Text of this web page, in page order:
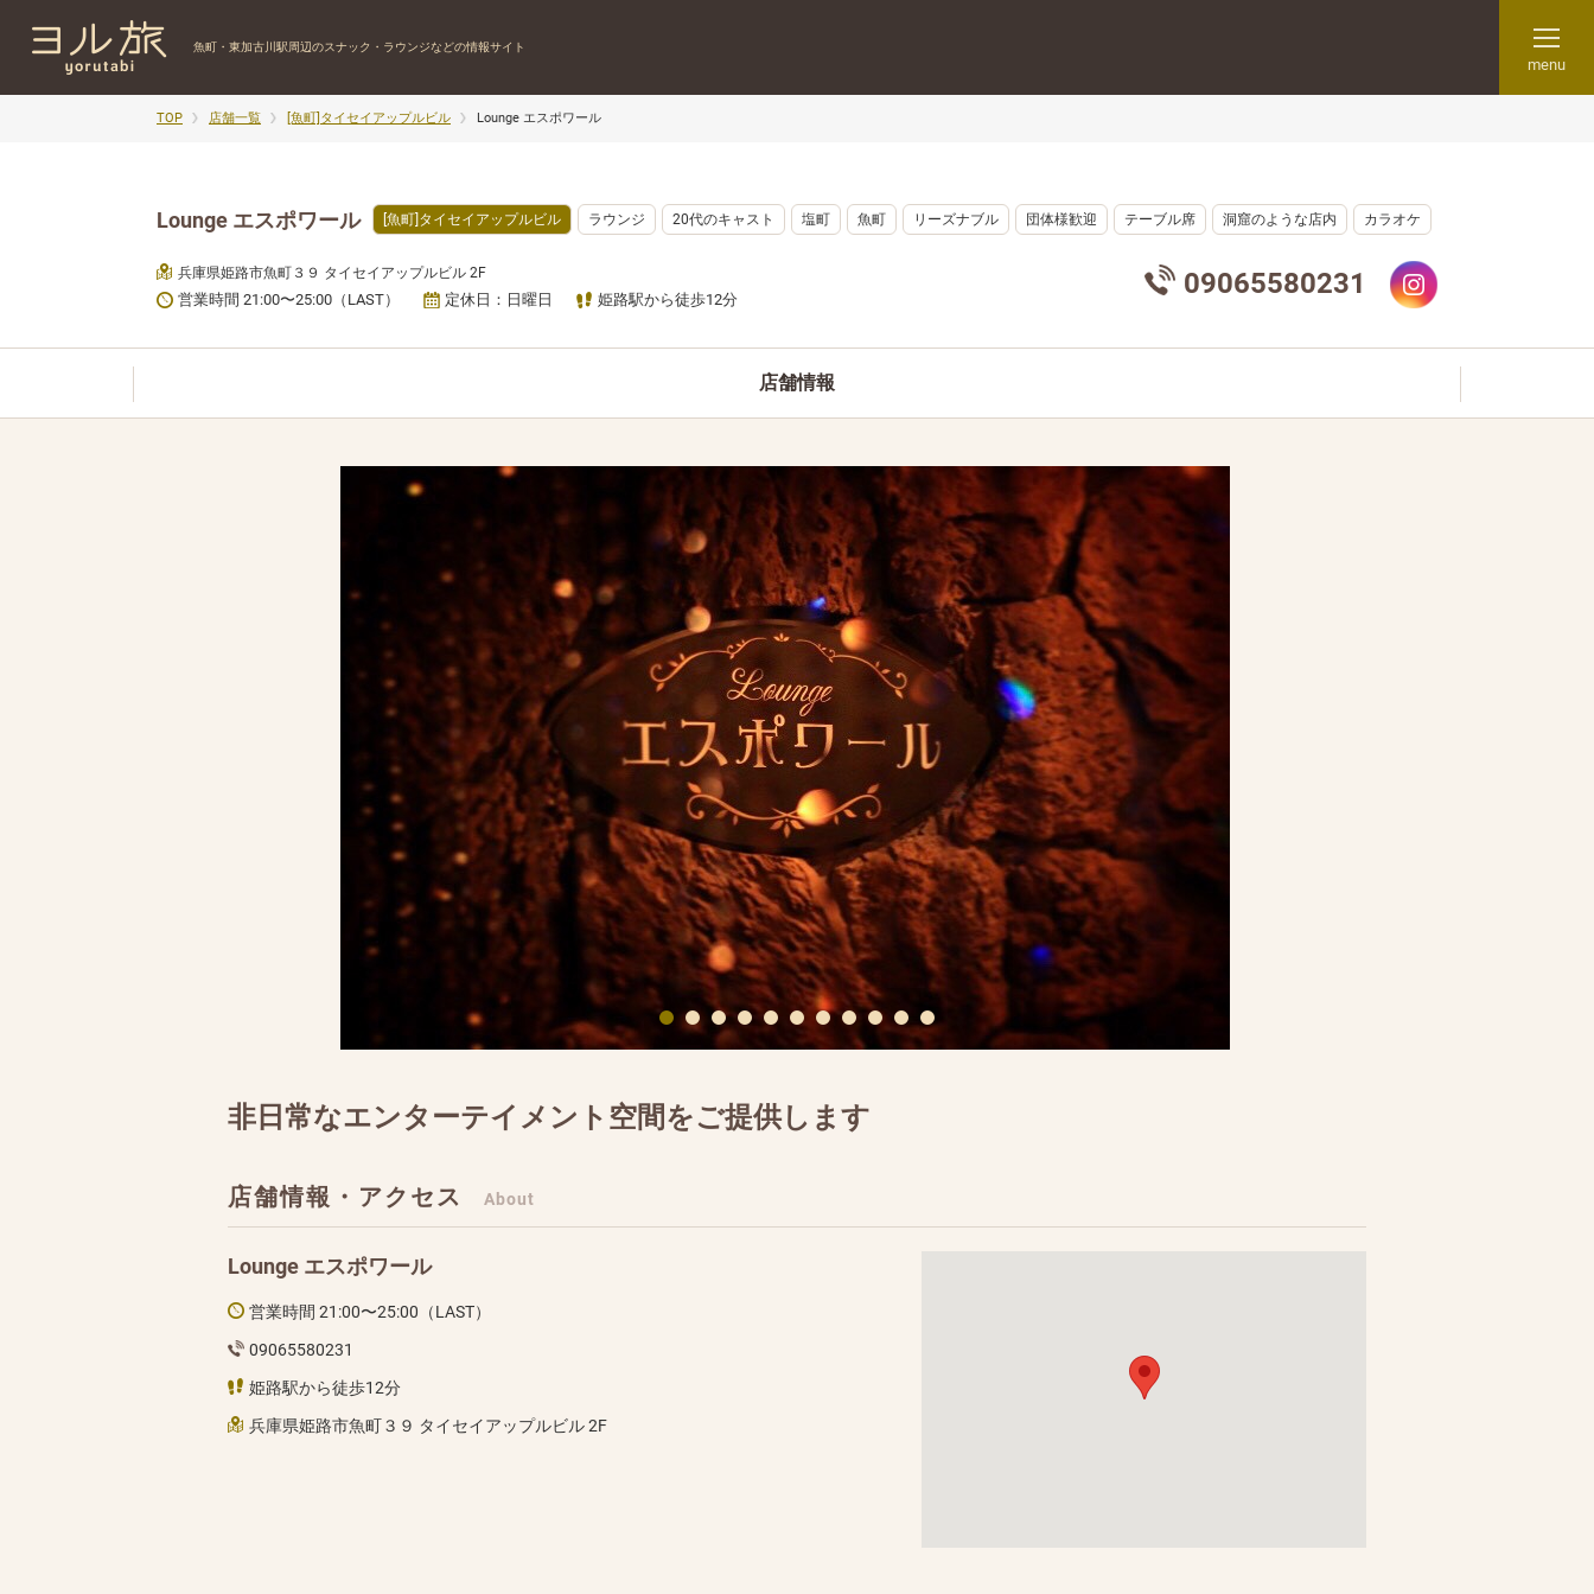
魚町・東加古川駅周辺のスナック・ラウンジなどの情報サイト
menu
TOP 店舗一覧 [魚町]タイセイアップルビル Lounge エスポワール
Lounge エスポワール [魚町]タイセイアップルビル ラウンジ 20代のキャスト 塩町 魚町 リーズナブル 団体様歓迎 テーブル席 洞窟のような店内 カラオケ
兵庫県姫路市魚町３９ タイセイアップルビル 2F
営業時間 21:00〜25:00（LAST） 定休日：日曜日 姫路駅から徒歩12分 09065580231
店舗情報
非日常なエンターテイメント空間をご提供します
店舗情報・アクセス About
Lounge エスポワール
営業時間 21:00〜25:00（LAST）
09065580231
姫路駅から徒歩12分
兵庫県姫路市魚町３９ タイセイアップルビル 2F